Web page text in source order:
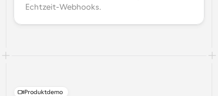
Echtzeit-Webhooks.
Produktdemo